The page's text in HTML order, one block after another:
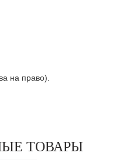
на право).
ТОВАРЫ